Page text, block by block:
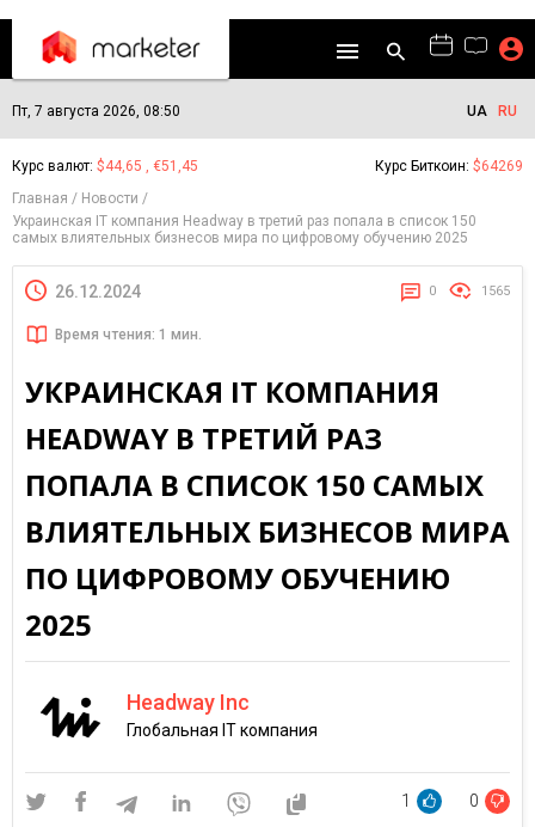
Пт, 7 августа 2026, 08:50 UA RU
Курс валют: $44,65 , €51,45 Курс Биткоин: $64269
Главная
Новости
Украинская IT компания Headway в третий раз попала в список 150
самых влиятельных бизнесов мира по цифровому обучению 2025
26.12.2024 0 1565
Время чтения: 1 мин.
УКРАИНСКАЯ IT КОМПАНИЯ
HEADWAY В ТРЕТИЙ РАЗ
ПОПАЛА В СПИСОК 150 САМЫХ
ВЛИЯТЕЛЬНЫХ БИЗНЕСОВ МИРА
ПО ЦИФРОВОМУ ОБУЧЕНИЮ
2025
Headway Inc
Глобальная IT компания
1 0